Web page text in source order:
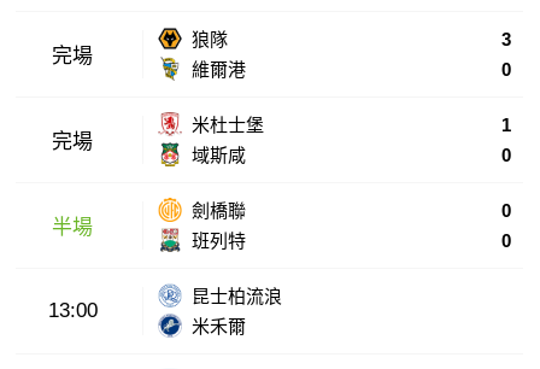
完場
狼隊
維爾港
3
0
完場
米杜士堡
域斯咸
1
0
半場
劍橋聯
班列特
0
0
13:00
昆士柏流浪
米禾爾